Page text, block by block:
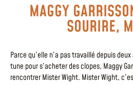
MAGGY
SOURIRE,
Parce qu’elle n’a pas travaillé depuis
tune pour s’acheter des clopes, Maggy
rencontrer Mister Wight. Mister Wight,